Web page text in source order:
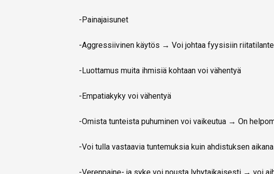
-Painajaisunet
-Aggressiivinen käytös → Voi johtaa fyysisiin
-Luottamus muita ihmisiä kohtaan voi vähentyä
-Empatiakyky voi vähentyä
-Omista tunteista puhuminen voi vaikeutua → On
-Voi tulla vastaavia tuntemuksia kuin ahdistuksen aikana